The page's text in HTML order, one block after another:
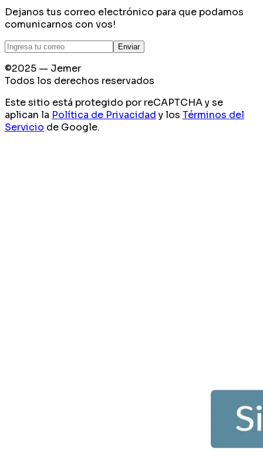
Dejanos tus correo electrónico para que podamos
comunicarnos con vos!
Enviar
©2025 — Jemer
Todos los derechos reservados
Este sitio está protegido por reCAPTCHA y se
aplican la Política de Privacidad y los Términos del
Servicio de Google.